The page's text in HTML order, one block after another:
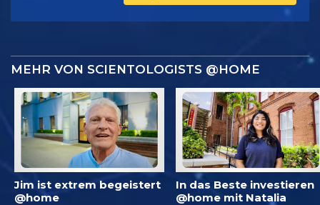
MEHR VON SCIENTOLOGISTS @HOME
Jim ist extrem begeistert
@home
In das Beste investieren
@home mit Natalia